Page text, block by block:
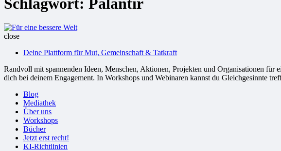
Schlagwort: Palantir
Für
Welt
close
Deine Plattform für Mut, Gemeinschaft & Tatkraft
Randvoll mit spannenden Ideen, Menschen, Aktionen, Projekten und Organisationen für
dich bei deinem Engagement. In Workshops und Webinaren kannst du Gleichgesinnte
Blog
Mediathek
Über uns
Workshops
Bücher
Jetzt erst recht!
KI-Richtlinien